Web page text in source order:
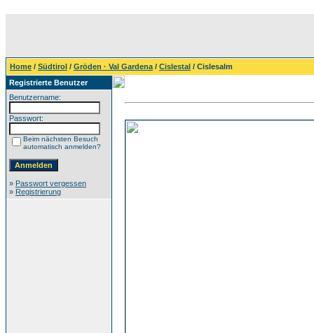
Home / Südtirol / Gröden · Val Gardena / Cislestal / Cislesalm
Registrierte Benutzer
Benutzername:
Passwort:
Beim nächsten Besuch
automatisch anmelden?
» Passwort vergessen
» Registrierung